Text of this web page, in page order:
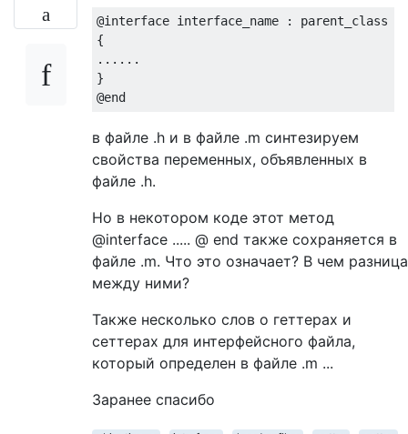
@interface interface_name : parent_class
{
......
@end
в файле .h и в файле .m синтезируем
свойства переменных, объявленных в
файле .h.
Но в некотором коде этот метод
@interface ..... @ end также сохраняется в
файле .m. Что это означает? В чем разница
между ними?
Также несколько слов о геттерах и
сеттерах для интерфейсного файла,
который определен в файле .m ...
Заранее спасибо